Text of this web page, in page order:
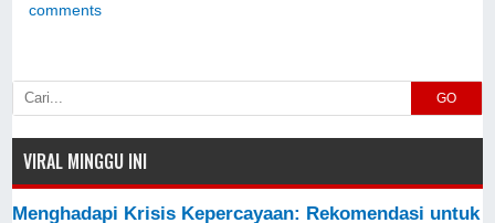
comments
GO
VIRAL MINGGU INI
Menghadapi Krisis Kepercayaan: Rekomendasi untuk